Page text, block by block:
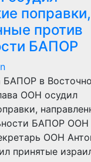
поправки,
против
БАПОР
БАПОР в
ООН осудил
БАПОР ООН
ООН
принятые